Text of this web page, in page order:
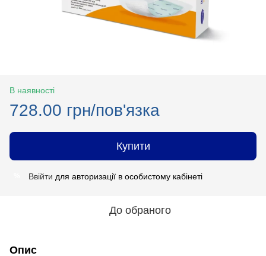
В наявності
728.00 грн/пов'язка
Купити
Ввійти для авторизації в особистому кабінеті
До обраного
Опис